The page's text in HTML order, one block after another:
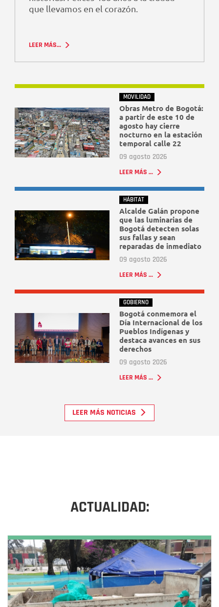
que llevamos en el corazón.
LEER MÁS...
MOVILIDAD
Obras Metro de Bogotá:
a partir de este 10 de
agosto hay cierre
nocturno en la estación
temporal calle 22
09 agosto 2026
LEER MÁS ...
HÁBITAT
Alcalde Galán propone
que las luminarias de
Bogotá detecten solas
sus fallas y sean
reparadas de inmediato
09 agosto 2026
LEER MÁS ...
GOBIERNO
Bogotá conmemora el
Día Internacional de los
Pueblos Indígenas y
destaca avances en sus
derechos
09 agosto 2026
LEER MÁS ...
LEER MÁS NOTICIAS
ACTUALIDAD: